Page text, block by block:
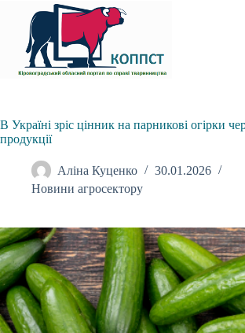
вмісту
В Україні зріс цінник на парникові огірки
продукції
Аліна Куценко
30.01.2026
Новини агросектору